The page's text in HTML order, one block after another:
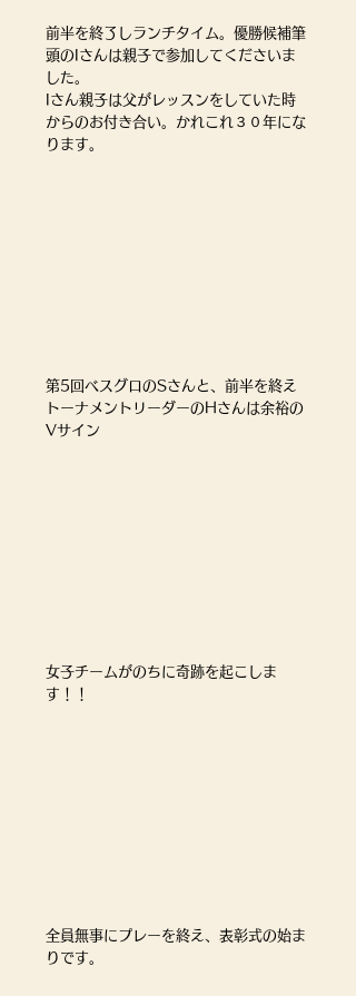
前半を終了しランチタイム。優勝候補筆
頭のIさんは親子で参加してくださいま
した。
Iさん親子は父がレッスンをしていた時
からのお付き合い。かれこれ３０年にな
ります。
第5回ベスグロのSさんと、前半を終え
トーナメントリーダーのHさんは余裕の
女子チームがのちに奇跡を起こしま
す！！
全員無事にプレーを終え、表彰式の始ま
りです。